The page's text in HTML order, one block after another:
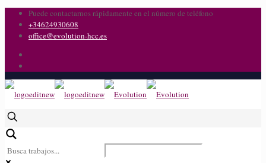
Puede contactarnos rápidamente en el número de teléfono
+34624930608
office@evolution-hcc.es